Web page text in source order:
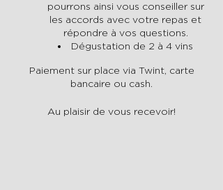
pourrons ainsi vous conseiller sur
les accords avec votre repas et
répondre à vos questions.
Dégustation de 2 à 4 vins
Paiement sur place via Twint, carte
bancaire ou cash.
Au plaisir de vous recevoir!